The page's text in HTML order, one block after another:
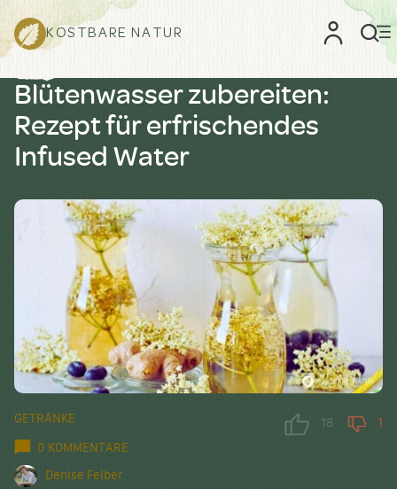
KOSTBARE NATUR
Blütenwasser zubereiten:
Rezept für erfrischendes
Infused Water
GETRÄNKE
0 KOMMENTARE
Denise Felber
18 1